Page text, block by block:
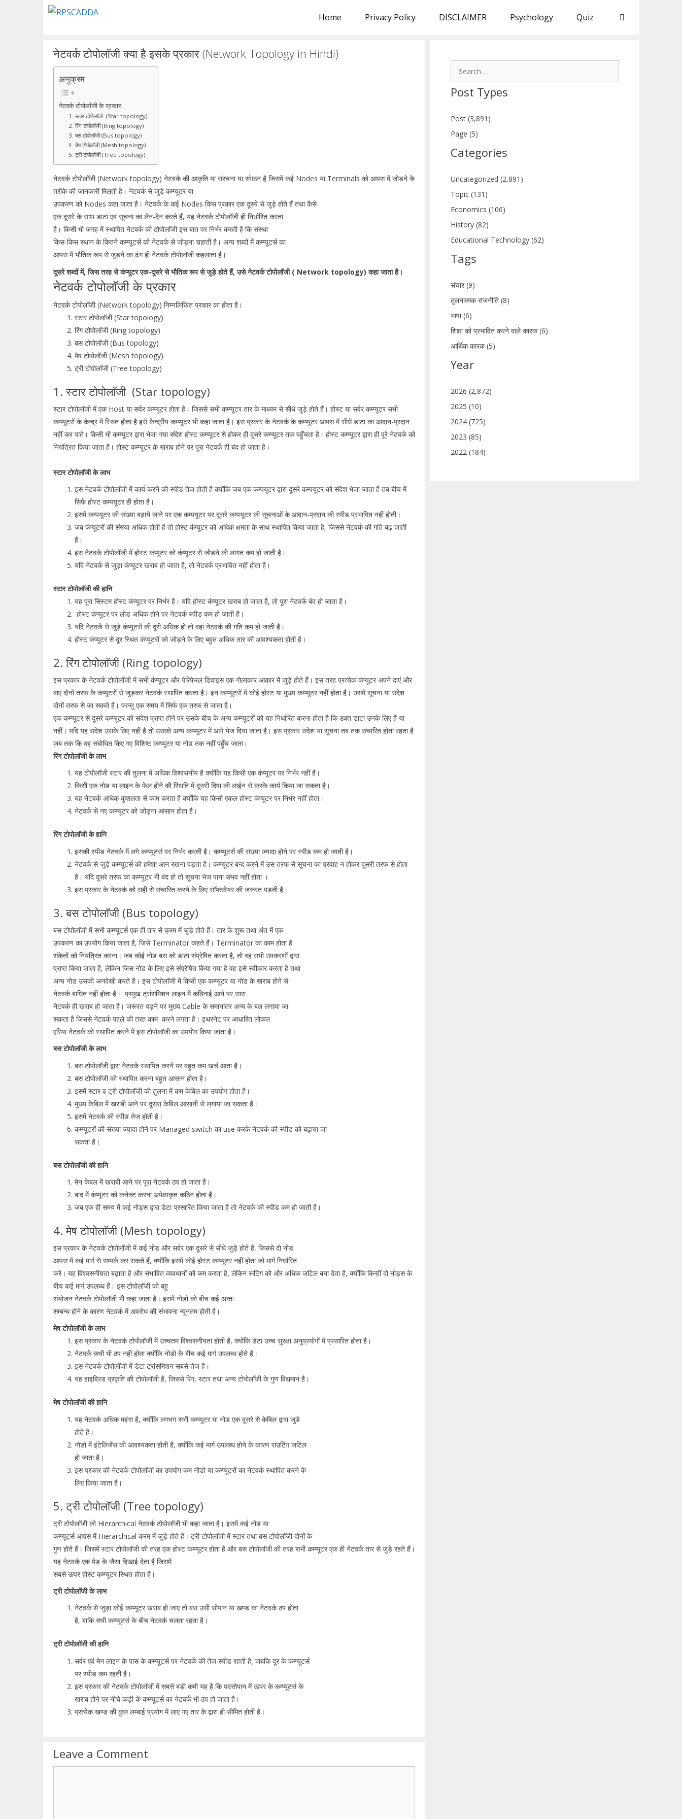
Home Privacy Policy DISCLAIMER Psychology Quiz
नेटवर्क टोपोलॉजी क्या है इसके प्रकार (Network Topology in Hindi)
अनुक्रम
नेटवर्क टोपोलाॅजी के प्रकार
1. स्टार टोपोलाॅजी (Star topology)
2. रिंग टोपोलाॅजी (Ring topology)
3. बस टोपोलाॅजी (Bus topology)
4. मेष टोपोलाॅजी (Mesh topology)
5. ट्री टोपोलाॅजी (Tree topology)
नेटवर्क टोपोलाॅजी (Network topology) नेटवर्क की आकृति या संरचना या संगठन है जिसमें कई Nodes या Terminals को आपस में जोड़ने के
तरीके की जानकारी मिलती है। नेटवर्क से जुडे़ कम्प्यूटर या
उपकरण को Nodes कहा जाता है। नेटवर्क के कई Nodes किस प्रकार एक दूसरे से जुड़े होते हैं तथा कैसे
एक दूसरे के साथ डाटा एवं सूचना का लेन-देन करते हैं, यह नेटवर्क टोपोलाॅजी ही निर्धारित करता
है। किसी भी जगह में स्थापित नेटवर्क की टोपोलाॅजी इस बात पर निर्भर करती है कि संस्था
किस-किस स्थान के कितने कम्प्यूटर्स को नेटवर्क से जोड़ना चाहती है। अन्य शब्दों में कम्प्यूटर्स का
आपस में भौतिक रूप से जुड़ने का ढंग ही नेटवर्क टोपोलाॅजी कहलाता है।
दूसरे शब्दों में, जिस तरह से कंप्यूटर एक-दूसरे से भौतिक रूप से जुड़े होते हैं, उसे नेटवर्क टोपोलॉजी ( Network topology) कहा जाता है।
नेटवर्क टोपोलाॅजी के प्रकार
नेटवर्क टोपोलाॅजी (Network topology) निम्नलिखित प्रकार का होता है।
स्टार टोपोलाॅजी (Star topology)
रिंग टोपोलाॅजी (Ring topology)
बस टोपोलॉजी (Bus topology)
मेष टोपोलॉजी (Mesh topology)
ट्री टोपोलाॅजी (Tree topology)
1. स्टार टोपोलाॅजी (Star topology)
स्टार टोपोलाॅजी में एक Host या सर्वर कम्प्यूटर होता है। जिससे सभी कम्प्यूटर तार के माध्यम से सीधे जुड़े होते हैं। होस्ट या सर्वर कम्प्यूटर सभी
कम्प्यूटरों के केन्द्र में स्थित होता है इसे केन्द्रीय कम्प्यूटर भी कहा जाता है। इस प्रकार के नेटवर्क के कम्प्यूटर आपस में सीधे डाटा का आदान-प्रदान
नहीं कर पाते। किसी भी कम्प्यूटर द्वारा भेजा गया संदेश होस्ट कम्प्यूटर से होकर ही दूसरे कम्प्यूटर तक पहुँचता है। होस्ट कम्प्यूटर द्वारा ही पूरे नेटवर्क को
नियंत्रित किया जाता है। होस्ट कम्प्यूटर के खराब होने पर पूरा नेटवर्क ही बंद हो जाता है।
स्टार टोपोलाॅजी के लाभ
इस नेटवर्क टोपोलाॅजी में कार्य करने की स्पीड तेज होती है क्योंकि जब एक कम्पयूटर द्वारा दूसरे कम्पयूटर को संदेश भेजा जाता है तब बीच में
सिर्फ होस्ट कम्पयूटर ही होता है।
इसमें कम्पयूटर की संख्या बढ़ाये जाने पर एक कम्पयूटर पर दूसरे कम्पयूटर की सूचनाओं के आदान-प्रदान की स्पीड प्रभावित नहीं होती।
जब कंप्यूटरों की संख्या अधिक होती है तो होस्ट कंप्यूटर को अधिक क्षमता के साथ स्थापित किया जाता है, जिससे नेटवर्क की गति बढ़ जाती
है।
इस नेटवर्क टोपोलॉजी में होस्ट कंप्यूटर को कंप्यूटर से जोड़ने की लागत कम हो जाती है।
यदि नेटवर्क से जुड़ा कंप्यूटर खराब हो जाता है, तो नेटवर्क प्रभावित नहीं होता है।
स्टार टोपोलाॅजी की हानि
यह पूरा सिस्टम होस्ट कंप्यूटर पर निर्भर है। यदि होस्ट कंप्यूटर खराब हो जाता है, तो पूरा नेटवर्क बंद हो जाता है।
होस्ट कंप्यूटर पर लोड अधिक होने पर नेटवर्क स्पीड कम हो जाती है।
यदि नेटवर्क से जुड़े कंप्यूटरों की दूरी अधिक हो तो वहां नेटवर्क की गति कम हो जाती है।
होस्ट कंप्यूटर से दूर स्थित कंप्यूटरों को जोड़ने के लिए बहुत अधिक तार की आवश्यकता होती है।
2. रिंग टोपोलाॅजी (Ring topology)
इस प्रकार के नेटवर्क टोपोलॉजी में सभी कंप्यूटर और पेरिफेरल डिवाइस एक गोलाकार आकार में जुड़े होते हैं। इस तरह प्रत्येक कंप्यूटर अपने दाएं और
बाएं दोनों तरफ के कंप्यूटरों से जुड़कर नेटवर्क स्थापित करता है। इन कम्प्यूटरों में कोई होस्ट या मुख्य कम्प्यूटर नहीं होता है। उसमें सूचना या संदेश
दोनों तरफ से जा सकते है। परन्तु एक समय में सिर्फ एक तरफ से जाता है।
एक कम्प्यूटर से दूसरे कम्प्यूटर को संदेश प्राप्त होने पर उसके बीच के अन्य कम्प्यूटरों को यह निर्धारित करना होता है कि उक्त डाटा उनके लिए है या
नहीं। यदि यह संदेश उसके लिए नहीं है तो उसको अन्य कम्प्यूटर में आगे भेज दिया जाता है। इस प्रकार संदेश या सूचना तब तक संचारित होता रहता है
जब तक कि वह संबोधित किए गए विशिष्ट कम्प्यूटर या नोड तक नहीं पहुँच जाता।
रिंग टोपोलाॅजी के लाभ
यह टोपोलॉजी स्टार की तुलना में अधिक विश्वसनीय है क्योंकि यह किसी एक कंप्यूटर पर निर्भर नहीं है।
किसी एक नोड या लाइन के फेल होने की स्थिति में दूसरी दिषा की लाईन से करके कार्य किया जा सकता है।
यह नेटवर्क अधिक कुशलता से काम करता है क्योंकि यह किसी एकल होस्ट कंप्यूटर पर निर्भर नहीं होता।
नेटवर्क से नए कम्प्यूटर को जोड़ना आसान होता है।
रिंग टोपोलाॅजी के हानि
इसकी स्पीड नेटवर्क में लगे कम्प्यूटर्स पर निर्भर करती है। कम्प्यूटर्स की संख्या ज़्यादा होने पर स्पीड कम हो जाती है।
नेटवर्क से जुडे़ कम्प्यूटर्स को हमेशा आन रखना पड़ता है। कम्प्यूटर बन्द करने में उस तरफ से सूचना का प्रवाह न होकर दूसरी तरफ से होता
है। यदि दूसरे तरफ का कम्प्यूटर भी बंद हो तो सूचना भेज पाना संभव नहीं होता ।
इस प्रकार के नेटवर्क को सही से संचारित करने के लिए साॅफ्टवेयर की जरूरत पड़ती है।
3. बस टोपोलाॅजी (Bus topology)
बस टोपोलाॅजी में सभी कम्प्यूटर्स एक ही तार से क्रम में जुडे़ होते हैं। तार के शुरू तथा अंत में एक
उपकरण का उपयोग किया जाता है, जिसे Terminator कहते हैं। Terminator का काम होता है
संकेतों को नियंत्रित करना। जब कोई नोड बस को डाटा संप्रेषित करता है, तो वह सभी उपकरणों द्वारा
प्राप्त किया जाता है, लेकिन जिस नोड के लिए इसे संप्रेषित किया गया है वह इसे स्वीकार करता है तथा
अन्य नोड उसकी अनदेखी करते है। इस टोपोलाॅजी में किसी एक कम्प्यूटर या नोड के खराब होने से
नेटवर्क बाधित नहीं होता है। प्रमुख ट्रांसमिशन लाइन में कठिनाई आने पर सारा
नेटवर्क ही खराब हो जाता है। जरूरत पड़ने पर मुख्य Cable के समानांतर अन्य के बल लगाया जा
सकता है जिससे नेटवर्क पहले की तरह काम करने लगता है। इथरनेट पर आधारित लोकल
एरिया नेटवर्क को स्थापित करने में इस टोपोलाॅजी का उपयोग किया जाता है।
बस टोपोलाॅजी के लाभ
बस टोपोलाॅजी द्वारा नेटवर्क स्थापित करने पर बहुत कम खर्च आता है।
बस टोपोलाॅजी को स्थापित करना बहुत आसान होता है।
इसमें स्टार व ट्री टोपोलाॅजी की तुलना में कम केबिल का उपयोग होता है।
मुख्य केबिल में खराबी आने पर दूसरा केबिल आसानी से लगाया जा सकता है।
इसमें नेटवर्क की स्पीड तेज होती है।
कम्प्यूटरों की संख्या ज्यादा होने पर Managed switch का use करके नेटवर्क की स्पीड को बढ़ाया जा
सकता है।
बस टोपोलाॅजी की हानि
मेन केबल में खराबी आने पर पूरा नेटवर्क ठप हो जाता है।
बाद में कंप्यूटर को कनेक्ट करना अपेक्षाकृत कठिन होता है।
जब एक ही समय में कई नोड्स द्वारा डेटा प्रसारित किया जाता है तो नेटवर्क की स्पीड कम हो जाती है।
4. मेष टोपोलाॅजी (Mesh topology)
इस प्रकार के नेटवर्क टोपोलॉजी में कई नोड और सर्वर एक दूसरे से सीधे जुड़े होते हैं, जिससे दो नोड
आपस में कई मार्ग से सम्पर्क कर सकते हैं, क्योंकि इसमें कोई होस्ट कम्प्यूटर नहीं होता जो मार्ग निर्धारित
करे। यह विश्वसनीयता बढ़ाता है और संभावित व्यवधानों को कम करता है, लेकिन रूटिंग को और अधिक जटिल बना देता है, क्योंकि किन्हीं दो नोड्स के
बीच कई मार्ग उपलब्ध हैं। इस टोपोलाॅजी को बहु
संयोजन नेटवर्क टोपोलाॅजी भी कहा जाता है। इसमें नोडों को बीच कई अन्तः
सम्बन्ध होने के कारण नेटवर्क में अवरोध की संभावना न्यूनतम होती है।
मेष टोपोलाॅजी के लाभ
इस प्रकार के नेटवर्क टोपोलॉजी में उच्चतम विश्वसनीयता होती है, क्योंकि डेटा उच्च सुरक्षा अनुप्रयोगों में प्रसारित होता है।
नेटवर्क कभी भी ठप नहीं होता क्योंकि नोड़ो के बीच कई मार्ग उपलब्ध होते हैं।
इस नेटवर्क टोपोलॉजी में डेटा ट्रांसमिशन सबसे तेज है।
यह हाइब्रिड प्रकृति की टोपोलाॅजी है, जिससे रिंग, स्टार तथा अन्य टोपोलाॅजी के गुण विद्यमान है।
मेष टोपोलाॅजी की हानि
यह नेटवर्क अधिक महंगा है, क्योंकि लगभग सभी कम्प्यूटर या नोड एक दूसरे से केबिल द्वारा जुडे
होते हैं।
नोडो में इंटेलिजेंस की आवश्यकता होती है, क्योंकि कई मार्ग उपलब्ध होने के कारण राउटिंग जटिल
हो जाता है।
इस प्रकार की नेटवर्क टोपोलाॅजी का उपयोग कम नोडो या कम्प्यूटरों का नेटवर्क स्थापित करने के
लिए किया जाता है।
5. ट्री टोपोलाॅजी (Tree topology)
ट्री टोपोलाॅजी को Hierarchical नेटवर्क टोपोलाॅजी भी कहा जाता है। इसमें कई नोड या
कम्प्यूटर्स आपस में Hierarchical क्रम में जुड़े होते हैं। ट्री टोपोलाॅजी में स्टार तथा बस टोपोलाॅजी दोनों के
गुण होते हैं। जिसमें स्टार टोपोलाॅजी की तरह एक होस्ट कम्प्यूटर होता है और बस टोपोलाॅजी की तरह सभी कम्प्यूटर एक ही नेटवर्क तार से जुड़े रहते हैं।
यह नेटवर्क एक पेड़ के जैसा दिखाई देता है जिसमें
सबसे ऊपर होस्ट कम्प्यूटर स्थित होता है।
ट्री टोपोलाॅजी के लाभ
नेटवर्क से जुड़ा कोई कम्प्यूटर खराब हो जाए तो बस उसी सोपान या खण्ड का नेटवर्क ठप होता
है, बाकि सभी कम्प्यूटर्स के बीच नेटवर्क चलता रहता है।
ट्री टोपोलाॅजी की हानि
सर्वर एवं मेन लाइन के पास के कम्प्यूटर्स पर नेटवर्क की तेज स्पीड रहती है, जबकि दूर के कम्प्यूटर्स
पर स्पीड कम रहती है।
इस प्रकार की नेटवर्क टोपोलाॅजी में सबसे बड़ी कमी यह है कि पदसोपान में ऊपर के कम्प्यूटर्स के
खराब होने पर नीचे कड़ी के कम्प्यूटर्स का नेटवर्क भी ठप हो जाता है।
प्रत्येक खण्ड की कुल लम्बाई प्रयोग में लाए गए तार के द्वारा ही सीमित होती है।
Leave a Comment
Post Types
Post (3,891)
Page (5)
Categories
Uncategorized (2,891)
Topic (131)
Economics (106)
History (82)
Educational Technology (62)
Tags
संचार (9)
तुलनात्मक राजनीति (8)
भाषा (6)
शिक्षा को प्रभावित करने वाले कारक (6)
आर्थिक कारक (5)
Year
2026 (2,872)
2025 (10)
2024 (725)
2023 (85)
2022 (184)